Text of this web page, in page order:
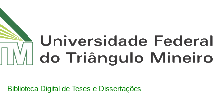
Biblioteca Digital de Teses e Dissertações